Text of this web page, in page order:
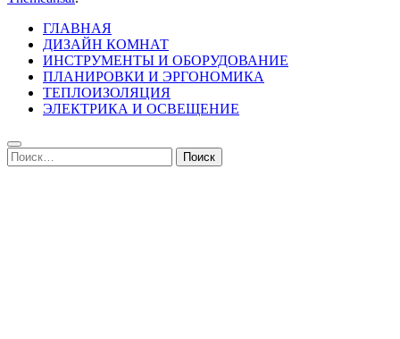
ГЛАВНАЯ
ДИЗАЙН КОМНАТ
ИНСТРУМЕНТЫ И ОБОРУДОВАНИЕ
ПЛАНИРОВКИ И ЭРГОНОМИКА
ТЕПЛОИЗОЛЯЦИЯ
ЭЛЕКТРИКА И ОСВЕЩЕНИЕ
Найти: